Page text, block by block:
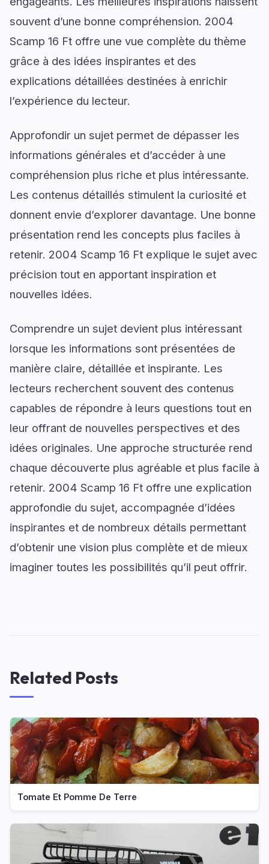
souvent d’une bonne compréhension. 2004
Scamp 16 Ft offre une vue complète du thème
grâce à des idées inspirantes et des
explications détaillées destinées à enrichir
l’expérience du lecteur.
Approfondir un sujet permet de dépasser les
informations générales et d’accéder à une
compréhension plus riche et plus intéressante.
Les contenus détaillés stimulent la curiosité et
donnent envie d’explorer davantage. Une bonne
présentation rend les concepts plus faciles à
retenir. 2004 Scamp 16 Ft explique le sujet avec
précision tout en apportant inspiration et
nouvelles idées.
Comprendre un sujet devient plus intéressant
lorsque les informations sont présentées de
manière claire, détaillée et inspirante. Les
lecteurs recherchent souvent des contenus
capables de répondre à leurs questions tout en
leur offrant de nouvelles perspectives et des
idées originales. Une approche structurée rend
chaque découverte plus agréable et plus facile à
retenir. 2004 Scamp 16 Ft offre une explication
approfondie du sujet, accompagnée d’idées
inspirantes et de nombreux détails permettant
d’obtenir une vision plus complète et de mieux
imaginer toutes les possibilités qu’il peut offrir.
Related Posts
Tomate Et Pomme De Terre